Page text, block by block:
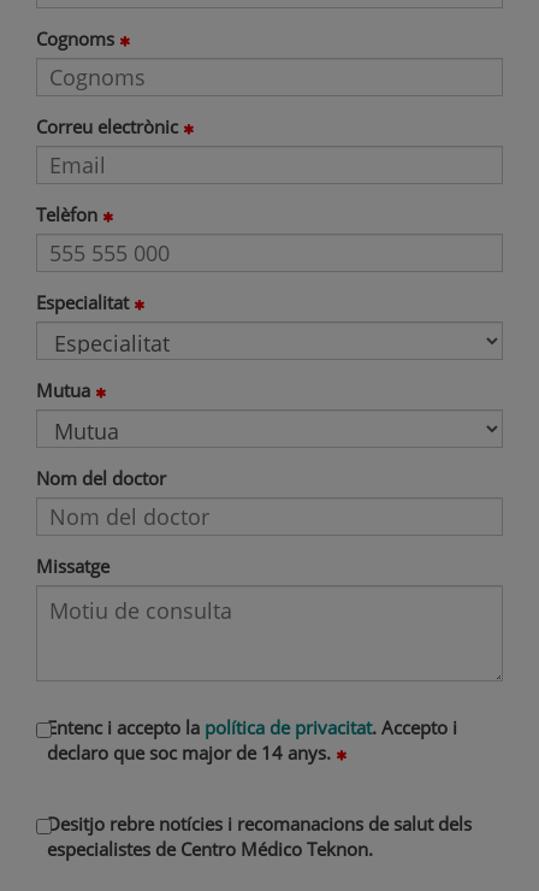
Cognoms
Correu electrònic
Telèfon
Especialitat
Mutua
Nom del doctor
Missatge
Entenc i accepto la política de privacitat. Accepto i
declaro que soc major de 14 anys.
Desitjo rebre notícies i recomanacions de salut dels
especialistes de Centro Médico Teknon.